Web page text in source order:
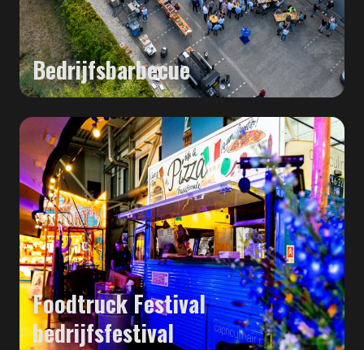
Bedrijfsbarbecue
Foodtruck Festival
bedrijfsfestival